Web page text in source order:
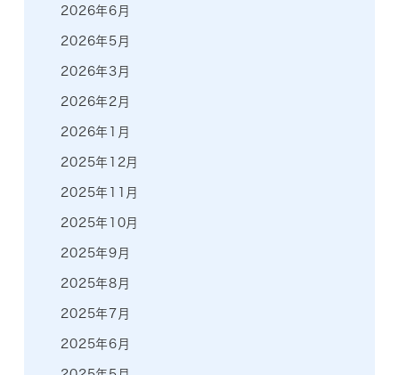
2026年6月
2026年5月
2026年3月
2026年2月
2026年1月
2025年12月
2025年11月
2025年10月
2025年9月
2025年8月
2025年7月
2025年6月